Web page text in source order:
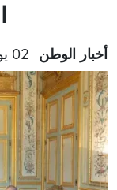
أخبار الوطن 02 يونيو, 2026